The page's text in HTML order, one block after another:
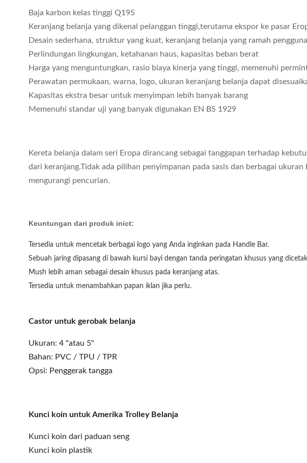
Baja karbon kelas tinggi Q195
Keranjang belanja yang dikenal pelanggan tinggi,terutama ekspor ke pasar
Desain sederhana, struktur yang kuat, keranjang belanja yang ramah pengguna
Perlindungan lingkungan, ketahanan haus, kapasitas beban berat
Harga yang menguntungkan, rasio biaya kinerja yang tinggi, memenuhi
Perawatan permukaan, warna, logo, ukuran keranjang belanja dapat
Kapasitas ekstra besar untuk menyimpan lebih banyak barang
Memenuhi standar uji yang banyak digunakan EN BS 1929
Kereta belanja dalam seri Eropa dirancang sebagai tanggapan terhadap
dari keranjang.Tidak ada pilihan penyimpanan pada sasis dan berbagai
mengurangi pencurian.
Keuntungan dari produk inict:
Tersedia untuk mencetak berbagai logo yang Anda inginkan pada Handle Bar.
Sebuah jaring dipasang di bawah kursi bayi dengan tanda peringatan khusus yang
Mush lebih aman sebagai desain khusus pada keranjang atas.
Tersedia untuk menambahkan papan iklan jika perlu.
Castor untuk gerobak belanja
Ukuran: 4 "atau 5"
Bahan: PVC / TPU / TPR
Opsi: Penggerak tangga
Kunci koin untuk Amerika Trolley Belanja
Kunci koin dari paduan seng
Kunci koin plastik